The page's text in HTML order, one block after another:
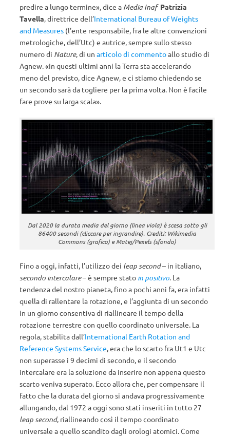
predire a lungo termine», dice a Media Inaf Patrizia
Tavella, direttrice dell’International Bureau of Weights
and Measures (l’ente responsabile, fra le altre convenzioni
metrologiche, dell’Utc) e autrice, sempre sullo stesso
numero di Nature, di un articolo di commentoallo studio di
Agnew. «In questi ultimi anni la Terra sta accelerando
meno del previsto, dice Agnew, e ci stiamo chiedendo se
un secondo sarà da togliere per la prima volta. Non è facile
fare prove su larga scala».
Dal 2020 la durata media del giorno (linea viola) è scesa sotto gli
86400 secondi (cliccare per ingrandire). Crediti: Wikimedia
Commons (grafico) e Matej/Pexels (sfondo)
Fino a oggi, infatti, l’utilizzo dei leap second– in italiano,
secondo intercalare– è sempre stato in positivo. La
tendenza del nostro pianeta, fino a pochi anni fa, era infatti
quella di rallentare la rotazione, e l’aggiunta di un secondo
in un giorno consentiva di riallineare il tempo della
rotazione terrestre con quello coordinato universale. La
regola, stabilita dall’International Earth Rotation and
Reference Systems Service, era che lo scarto fra Ut1 e Utc
non superasse i 9 decimi di secondo, e il secondo
intercalare era la soluzione da inserire non appena questo
scarto veniva superato. Ecco allora che, per compensare il
fatto che la durata del giorno si andava progressivamente
allungando, dal 1972 a oggi sono stati inseriti in tutto 27
leap second, riallineando così il tempo coordinato
universale a quello scandito dagli orologi atomici. Come